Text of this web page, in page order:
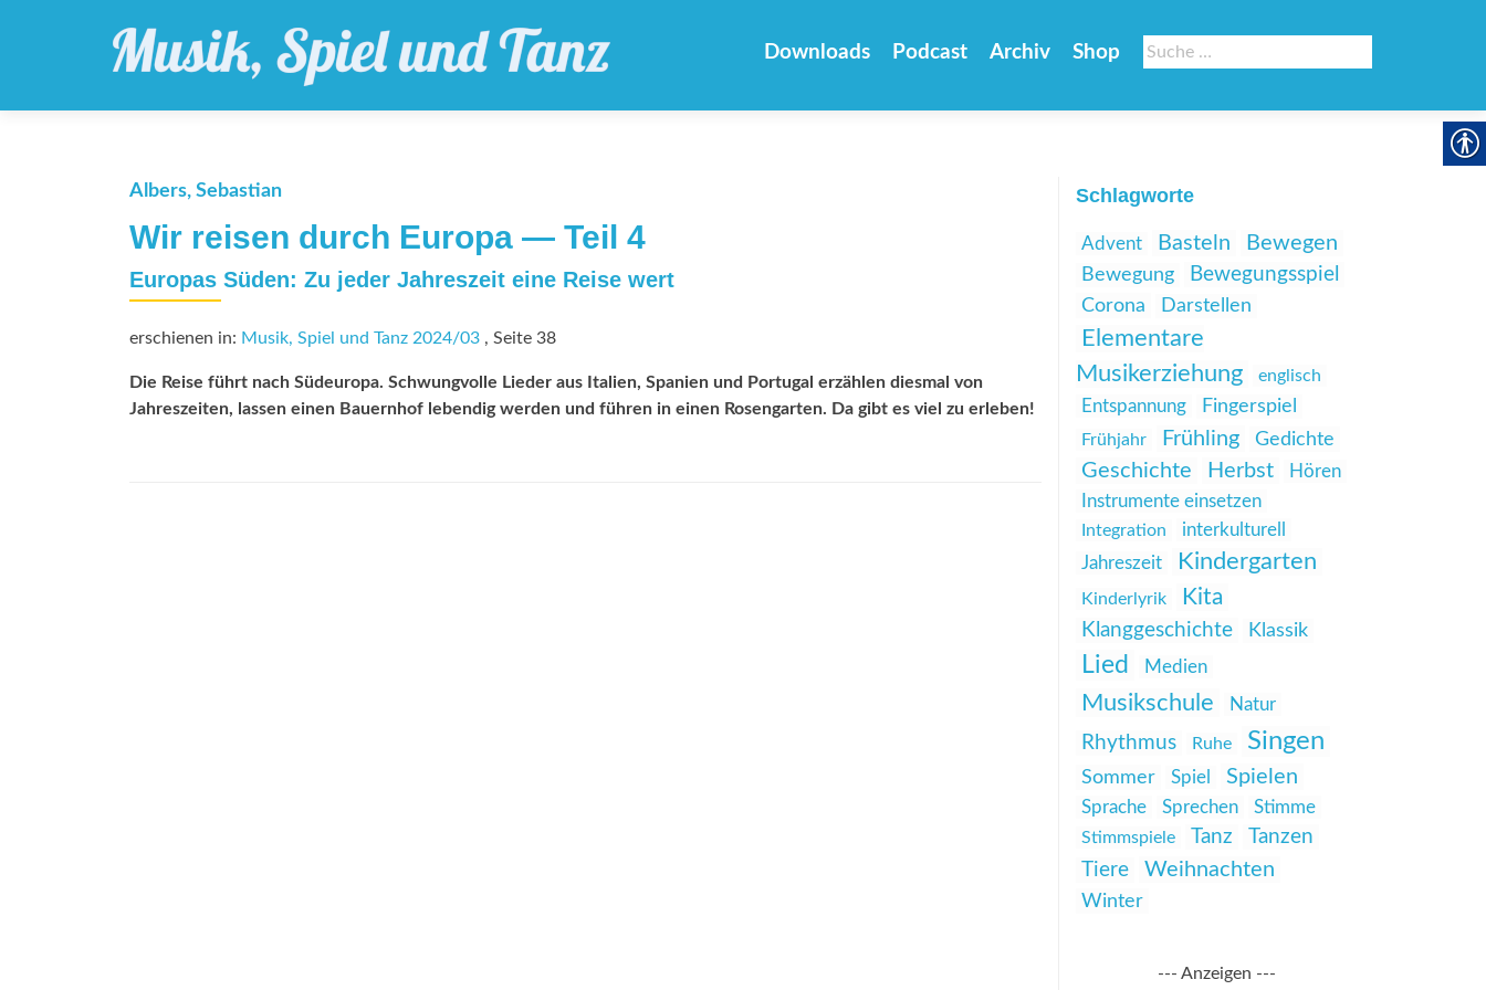
Suche
nach:
Downloads Podcast Archiv Shop
Albers, Sebastian
Wir reisen durch Europa — Teil 4
Europas Süden: Zu jeder Jahreszeit eine Reise wert
erschienen in: Musik, Spiel und Tanz 2024/03 , Seite 38
Die Reise führt nach Südeuropa. Schwungvolle Lieder aus Italien, Spanien und Portugal erzählen diesmal von
Jahreszeiten, lassen einen Bauernhof lebendig werden und führen in einen Rosengarten. Da gibt es viel zu erleben!
Schlagworte
Advent Basteln Bewegen
Bewegung
Bewegungsspiel
Corona
Darstellen
Elementare
Musikerziehung
englisch
Entspannung Fingerspiel
Frühjahr Frühling Gedichte
Geschichte Herbst
Hören
Instrumente einsetzen
Integration
interkulturell
Jahreszeit
Kindergarten
Kinderlyrik Kita
Klanggeschichte Klassik
Lied Medien
Musikschule Natur
Rhythmus Ruhe Singen
Sommer Spiel Spielen
Sprache Sprechen Stimme
Stimmspiele Tanz
Tanzen
Tiere
Weihnachten
Winter
--- Anzeigen ---